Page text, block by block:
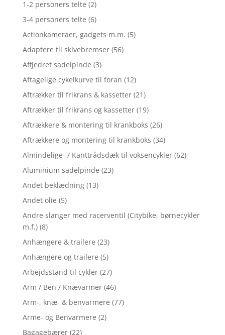
1-2 personers telte (2)
3-4 personers telte (6)
Actionkameraer, gadgets m.m. (5)
Adaptere til skivebremser (56)
Affjedret sadelpinde (3)
Aftagelige cykelkurve til foran (12)
Aftrækker til frikrans & kassetter (21)
Aftrækker til frikrans og kassetter (19)
Aftrækkere & montering til krankboks (26)
Aftrækkere og montering til krankboks (34)
Almindelige- / Kanttrådsdæk til voksencykler (62)
Aluminium sadelpinde (23)
Andet beklædning (13)
Andet olie (5)
Andre slanger med racerventil (Citybike, børnecykler
m.f.) (8)
Anhængere & trailere (23)
Anhængere og trailere (5)
Arbejdsstand til cykler (27)
Arm / Ben / Knævarmer (46)
Arm-, knæ- & benvarmere (77)
Arme- og Benvarmere (2)
Bagagebærer (22)